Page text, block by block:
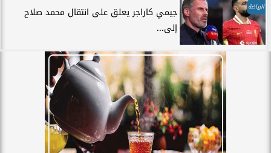
الرياضة
جيمي كاراجر يعلق على انتقال محمد صلاح
إلى...